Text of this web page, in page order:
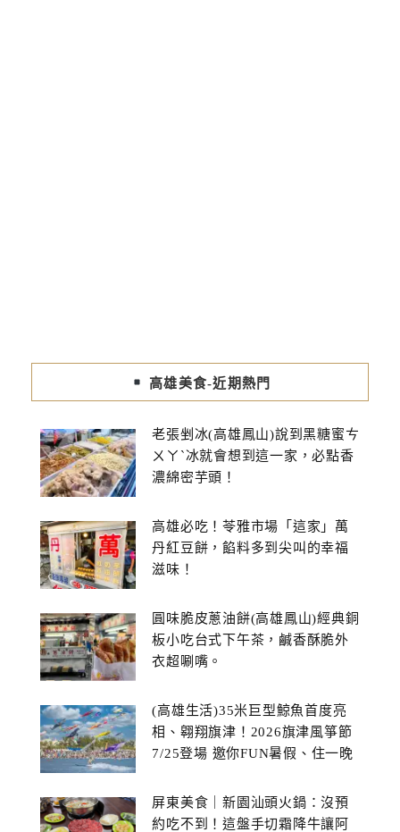
高雄美食-近期熱門
老張剉冰(高雄鳳山)說到黑糖蜜ㄘ
ㄨㄚˋ冰就會想到這一家，必點香
濃綿密芋頭！
高雄必吃！苓雅市場「這家」萬
丹紅豆餅，餡料多到尖叫的幸福
滋味！
圓味脆皮蔥油餅(高雄鳳山)經典銅
板小吃台式下午茶，鹹香酥脆外
衣超唰嘴。
(高雄生活)35米巨型鯨魚首度亮
相、翱翔旗津！2026旗津風箏節
7/25登場 邀你FUN暑假、住一晚
屏東美食｜新園汕頭火鍋：沒預
約吃不到！這盤手切霜降牛讓阿